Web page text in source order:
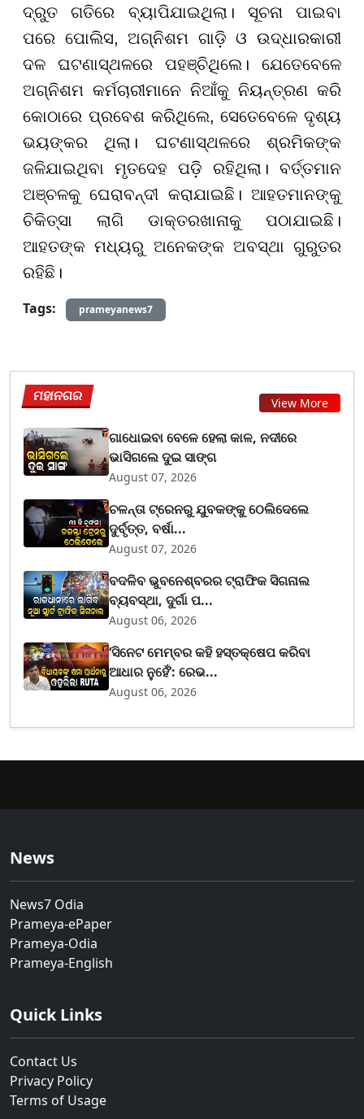
ଦ୍ରୁତ ଗତିରେ ବ୍ୟାପିଯାଇଥିଲା। ସୂଚନା ପାଇବା
ପରେ ପୋଲିସ, ଅଗ୍ନିଶମ ଗାଡ଼ି ଓ ଉଦ୍ଧାରକାରୀ
ଦଳ ଘଟଣାସ୍ଥଳରେ ପହଞ୍ଚିଥିଲେ। ଯେତେବେଳେ
ଅଗ୍ନିଶମ କର୍ମଚାରୀମାନେ ନିଆଁକୁ ନିୟନ୍ତ୍ରଣ କରି
କୋଠାରେ ପ୍ରବେଶ କରିଥିଲେ, ସେତେବେଳେ ଦୃଶ୍ୟ
ଭୟଙ୍କର ଥିଲା। ଘଟଣାସ୍ଥଳରେ ଶ୍ରମିକଙ୍କ
ଜଳିଯାଇଥିବା ମୃତଦେହ ପଡ଼ି ରହିଥିଲା। ବର୍ତ୍ତମାନ
ଅଞ୍ଚଳକୁ ଘେରାବନ୍ଦୀ କରାଯାଇଛି। ଆହତମାନଙ୍କୁ
ଚିକିତ୍ସା ଲାଗି ଡାକ୍ତରଖାନାକୁ ପଠାଯାଇଛି।
ଆହତଙ୍କ ମଧ୍ୟରୁ ଅନେକଙ୍କ ଅବସ୍ଥା ଗୁରୁତର
ରହିଛି।
Tags:
prameyanews7
ମହାନଗର View More
ଗାଧୋଇବା ବେଳେ ହେଲା କାଳ, ନଦୀରେ
ଭାସିଗଲେ ଦୁଇ ସାଙ୍ଗ
August 07, 2026
ଚଳନ୍ତା ଟ୍ରେନରୁ ଯୁବକଙ୍କୁ ଠେଲିଦେଲେ
ଦୁର୍ବୃତ୍ତ, ବର୍ଷା...
August 07, 2026
ବଦଳିବ ଭୁବନେଶ୍ବରର ଟ୍ରାଫିକ ସିଗନାଲ
ବ୍ୟବସ୍ଥା, ଦୁର୍ଗା ପ...
August 06, 2026
‘ସିନେଟ ମେମ୍ବର କହି ହସ୍ତକ୍ଷେପ କରିବା
ଆଧାର ନୁହେଁ’: ରେଭ...
August 06, 2026
News
News7 Odia
Prameya-ePaper
Prameya-Odia
Prameya-English
Quick Links
Contact Us
Privacy Policy
Terms of Usage